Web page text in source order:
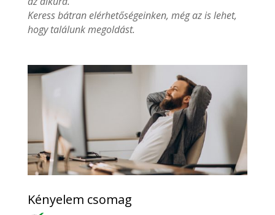
Keress bátran elérhetőségeinken, még az is lehet,
hogy találunk megoldást.
Kényelem csomag